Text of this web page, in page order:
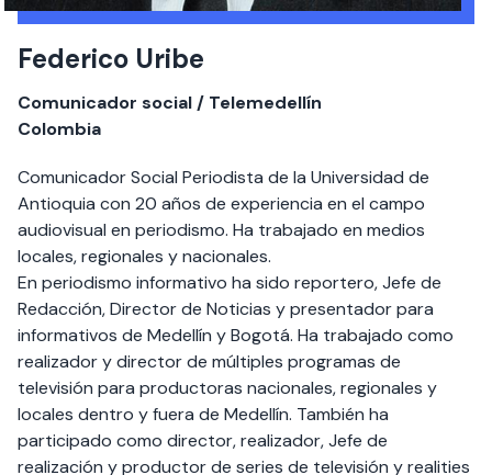
Federico Uribe
Comunicador social / Telemedellín
Colombia
Comunicador Social Periodista de la Universidad de
Antioquia con 20 años de experiencia en el campo
audiovisual en periodismo. Ha trabajado en medios
locales, regionales y nacionales.
En periodismo informativo ha sido reportero, Jefe de
Redacción, Director de Noticias y presentador para
informativos de Medellín y Bogotá. Ha trabajado como
realizador y director de múltiples programas de
televisión para productoras nacionales, regionales y
locales dentro y fuera de Medellín. También ha
participado como director, realizador, Jefe de
realización y productor de series de televisión y realities